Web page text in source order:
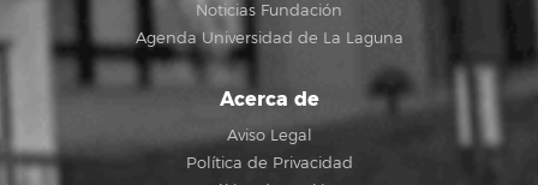
Noticias Fundación
Agenda Universidad de La Laguna
Acerca de
Aviso Legal
Política de Privacidad